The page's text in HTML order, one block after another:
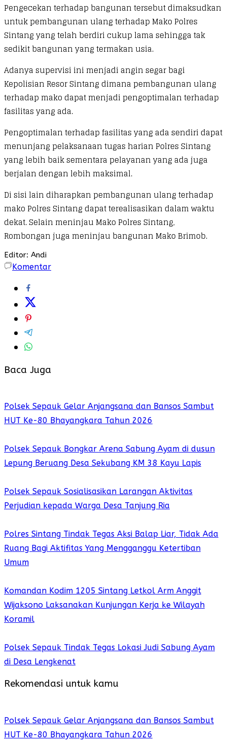
Pengecekan terhadap bangunan tersebut dimaksudkan
untuk pembangunan ulang terhadap Mako Polres
Sintang yang telah berdiri cukup lama sehingga tak
sedikit bangunan yang termakan usia.
Adanya supervisi ini menjadi angin segar bagi
Kepolisian Resor Sintang dimana pembangunan ulang
terhadap mako dapat menjadi pengoptimalan terhadap
fasilitas yang ada.
Pengoptimalan terhadap fasilitas yang ada sendiri dapat
menunjang pelaksanaan tugas harian Polres Sintang
yang lebih baik sementara pelayanan yang ada juga
berjalan dengan lebih maksimal.
Di sisi lain diharapkan pembangunan ulang terhadap
mako Polres Sintang dapat terealisasikan dalam waktu
dekat. Selain meninjau Mako Polres Sintang,
Rombongan juga meninjau bangunan Mako Brimob.
Editor: Andi
Komentar
Baca Juga
Polsek Sepauk Gelar Anjangsana dan Bansos Sambut
HUT Ke-80 Bhayangkara Tahun 2026
Polsek Sepauk Bongkar Arena Sabung Ayam di dusun
Lepung Beruang Desa Sekubang KM 38 Kayu Lapis
Polsek Sepauk Sosialisasikan Larangan Aktivitas
Perjudian kepada Warga Desa Tanjung Ria
Polres Sintang Tindak Tegas Aksi Balap Liar, Tidak Ada
Ruang Bagi Aktifitas Yang Mengganggu Ketertiban
Umum
Komandan Kodim 1205 Sintang Letkol Arm Anggit
Wijaksono Laksanakan Kunjungan Kerja ke Wilayah
Koramil
Polsek Sepauk Tindak Tegas Lokasi Judi Sabung Ayam
di Desa Lengkenat
Rekomendasi untuk kamu
Polsek Sepauk Gelar Anjangsana dan Bansos Sambut
HUT Ke-80 Bhayangkara Tahun 2026